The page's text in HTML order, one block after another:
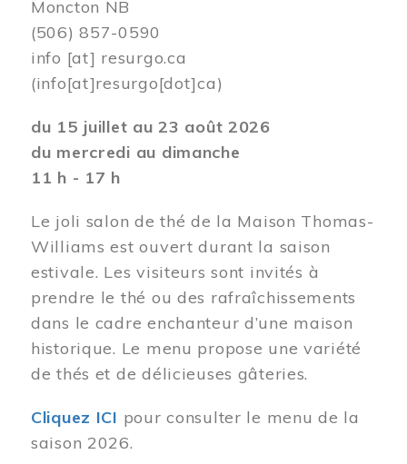
Moncton NB
(506) 857-0590
info [at] resurgo.ca
(info[at]resurgo[dot]ca)
du 15 juillet au 23 août 2026
du mercredi au dimanche
11 h - 17 h
Le joli salon de thé de la Maison Thomas-
Williams est ouvert durant la saison
estivale. Les visiteurs sont invités à
prendre le thé ou des rafraîchissements
dans le cadre enchanteur d’une maison
historique. Le menu propose une variété
de thés et de délicieuses gâteries.
Cliquez ICI pour consulter le menu de la
saison 2026.